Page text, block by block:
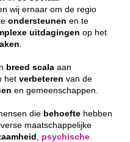
wij ernaar om de regio
ondersteunen en te
uitdagingen op het
breed scala aan
het verbeteren van de
en gemeenschappen.
die behoefte hebben
maatschappelijke
psychische